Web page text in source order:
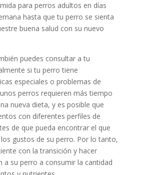
para perros adultos en días
hasta que tu perro se sienta
buena salud con su nuevo
puedes consultar a tu
si tu perro tiene
especiales o problemas de
perros requieren más tiempo
nueva dieta, y es posible que
con diferentes perfiles de
de que pueda encontrar el que
gustos de su perro. Por lo tanto,
con la transición y hacer
a su perro a consumir la cantidad